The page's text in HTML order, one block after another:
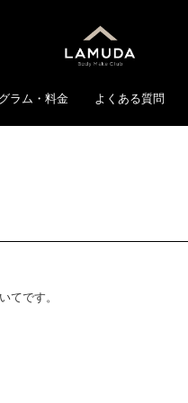
ラム・料金 よくある質問
てです。